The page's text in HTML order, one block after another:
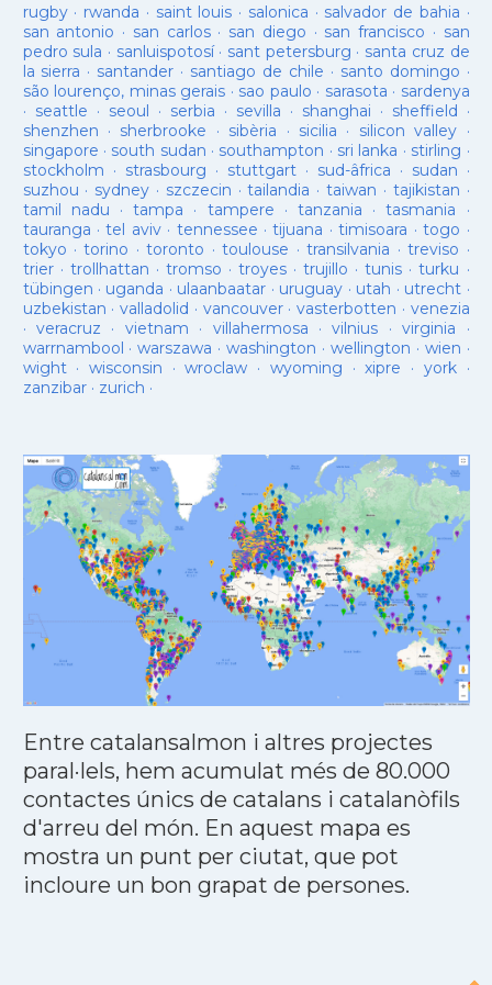
rugby· rwanda · saint louis · salonica · salvador de bahia ·
san antonio · san carlos· san diego · san francisco · san
pedro sula · sanluispotosí· sant petersburg · santa cruz de
la sierra · santander · santiago de chile · santo domingo ·
são lourenço, minas gerais · sao paulo · sarasota · sardenya
· seattle · seoul · serbia · sevilla · shanghai · sheffield ·
shenzhen · sherbrooke · sibèria · sicilia · silicon valley ·
singapore · south sudan · southampton · sri lanka · stirling ·
stockholm · strasbourg · stuttgart· sud-âfrica · sudan ·
suzhou · sydney · szczecin ·tailandia ·taiwan · tajikistan ·
tamil nadu ·tampa · tampere · tanzania ·tasmania ·
tauranga ·tel aviv· tennessee ·tijuana ·timisoara ·togo ·
tokyo ·torino ·toronto ·toulouse ·transilvania ·treviso ·
trier· trollhattan · tromso · troyes·trujillo ·tunis ·turku ·
tübingen · uganda · ulaanbaatar · uruguay · utah · utrecht ·
uzbekistan · valladolid · vancouver· vasterbotten · venezia
· veracruz · vietnam · villahermosa ·vilnius ·virginia ·
warrnambool ·warszawa ·washington · wellington · wien ·
wight· wisconsin ·wroclaw · wyoming ·xipre · york·
zanzibar· zurich ·
Entre catalansalmon i altres projectes
paral·lels, hem acumulat més de 80.000
contactes únics de catalans i catalanòfils
d'arreu del món. En aquest mapa es
mostra un punt per ciutat, que pot
incloure un bon grapat de persones.